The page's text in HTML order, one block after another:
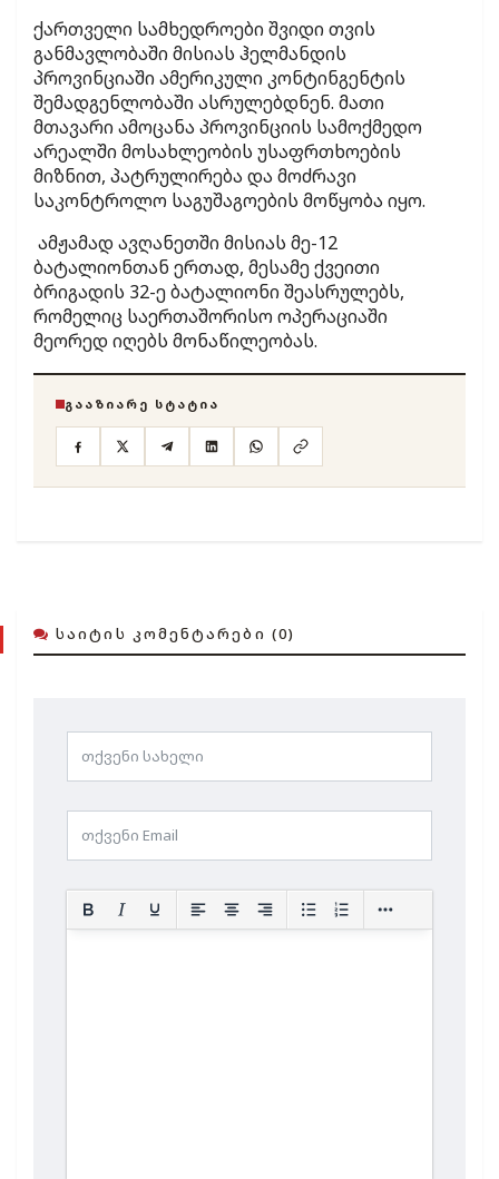
ქართველი სამხედროები შვიდი თვის
განმავლობაში მისიას ჰელმანდის
პროვინციაში ამერიკული კონტინგენტის
შემადგენლობაში ასრულებდნენ. მათი
მთავარი ამოცანა პროვინციის სამოქმედო
არეალში მოსახლეობის უსაფრთხოების
მიზნით, პატრულირება და მოძრავი
საკონტროლო საგუშაგოების მოწყობა იყო.
ამჟამად ავღანეთში მისიას მე-12
ბატალიონთან ერთად, მესამე ქვეითი
ბრიგადის 32-ე ბატალიონი შეასრულებს,
რომელიც საერთაშორისო ოპერაციაში
მეორედ იღებს მონაწილეობას.
ᲒᲐᲐᲖᲘᲐᲠᲔ ᲡᲢᲐᲢᲘᲐ
ᲡᲐᲘᲢᲘᲡ ᲙᲝᲛᲔᲜᲢᲐᲠᲔᲑᲘ (0)